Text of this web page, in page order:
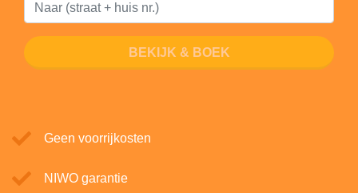
BEKIJK & BOEK
Geen voorrijkosten
NIWO garantie